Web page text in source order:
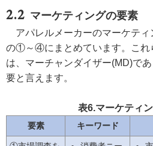
マーケティングの要素
アパレルメーカーのマーケティ
の①～④にまとめています。これ
は、マーチャンダイザー(MD)で
要と言えます。
表6.マーケティ
要素 キーワード